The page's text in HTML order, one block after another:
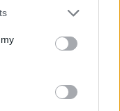
μάσκα προσώπου